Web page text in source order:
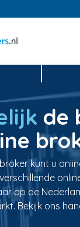
de
kunt u
op de
Bekijk ons